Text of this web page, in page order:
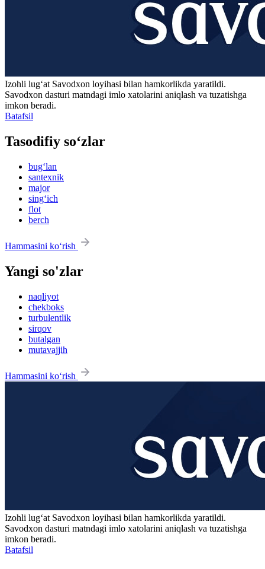
Izohli lugʻat Savodxon loyihasi bilan hamkorlikda yaratildi.
Savodxon dasturi matndagi imlo xatolarini aniqlash va tuzatishga
imkon beradi.
Batafsil
Tasodifiy so‘zlar
bug‘lan
santexnik
major
sing‘ich
flot
berch
Hammasini ko‘rish
Yangi so'zlar
naqliyot
chekboks
turbulentlik
sirqov
butalgan
mutavajjih
Hammasini ko‘rish
Izohli lugʻat Savodxon loyihasi bilan hamkorlikda yaratildi.
Savodxon dasturi matndagi imlo xatolarini aniqlash va tuzatishga
imkon beradi.
Batafsil